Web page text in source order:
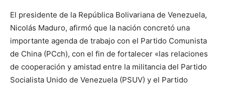
El presidente de la República Bolivariana de Venezuela,
Nicolás Maduro, afirmó que la nación concretó una
importante agenda de trabajo con el Partido Comunista
de China (PCch), con el fin de fortalecer «las relaciones
de cooperación y amistad entre la militancia del Partido
Socialista Unido de Venezuela (PSUV) y el Partido